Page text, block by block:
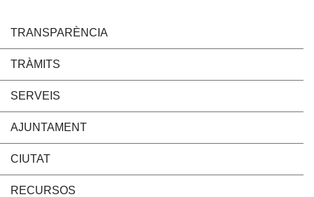
TRANSPARÈNCIA
TRÀMITS
SERVEIS
AJUNTAMENT
CIUTAT
RECURSOS